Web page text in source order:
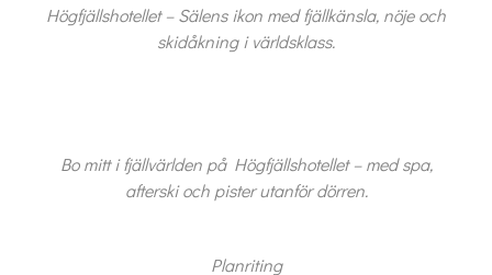
Högfjällshotellet – Sälens ikon med fjällkänsla, nöje och
skidåkning i världsklass.
Bo mitt i fjällvärlden på Högfjällshotellet – med spa,
afterski och pister utanför dörren.
Planriting